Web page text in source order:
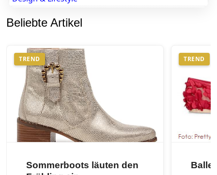
Beliebte Artikel
TREND
Sommerboots läuten den
TREND